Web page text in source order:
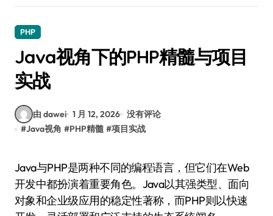
PHP
Java视角下的PHP精髓与项目
实战
由 dawei 1 月 12, 2026 没有评论
#Java视角 #PHP精髓 #项目实战
Java与PHP是两种不同的编程语言，但它们在Web
开发中都扮演着重要角色。Java以其强类型、面向
对象和企业级应用的稳定性著称，而PHP则以快速